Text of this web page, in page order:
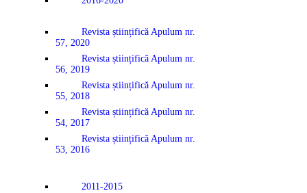
Revista științifică Apulum nr.
57, 2020
Revista științifică Apulum nr.
56, 2019
Revista științifică Apulum nr.
55, 2018
Revista științifică Apulum nr.
54, 2017
Revista științifică Apulum nr.
53, 2016
2011-2015